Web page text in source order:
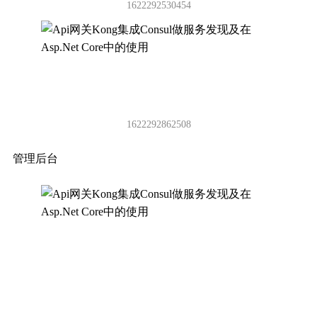
1622292530454
1622292862508
管理后台